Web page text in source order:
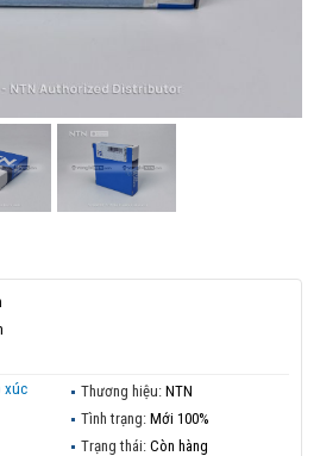
xúc
Thương hiệu: NTN
Tình trạng: Mới 100%
Trạng thái: Còn hàng